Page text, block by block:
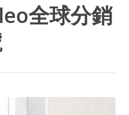
全球分銷